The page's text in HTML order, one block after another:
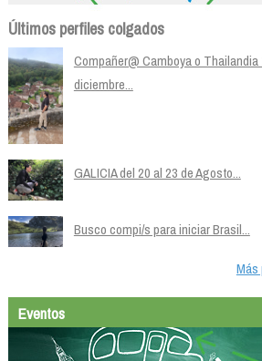
Últimos perfiles colgados
Compañer@ Camboya o Thailandia
diciembre...
GALICIA del 20 al 23 de Agosto...
Busco compi/s para iniciar Brasil...
Más
Eventos